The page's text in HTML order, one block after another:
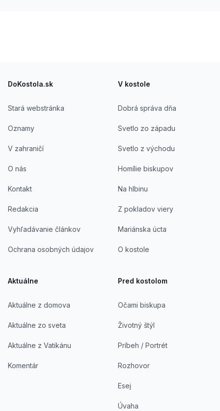
DoKostola.sk
Stará webstránka
Oznamy
V zahraničí
O nás
Kontakt
Redakcia
Vyhľadávanie článkov
Ochrana osobných údajov
Aktuálne
Aktuálne z domova
Aktuálne zo sveta
Aktuálne z Vatikánu
Komentár
V kostole
Dobrá správa dňa
Svetlo zo západu
Svetlo z východu
Homílie biskupov
Na hlbinu
Z pokladov viery
Mariánska úcta
O kostole
Pred kostolom
Očami biskupa
Životný štýl
Príbeh / Portrét
Rozhovor
Esej
Úvaha